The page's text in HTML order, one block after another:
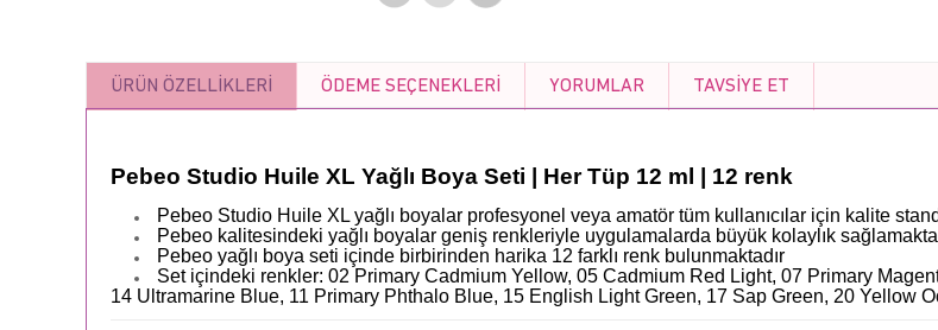
ÜRÜN ÖZELLIKLERI ÖDEME SEÇENEKLERI YORUMLAR TAVSIYE ET
Pebeo Studio Huile XL Yağlı Boya Seti | Her Tüp 12 ml | 12 renk
Pebeo Studio Huile XL yağlı boyalar profesyonel veya amatör tüm kullanıcılar için kalite
Pebeo kalitesindeki yağlı boyalar geniş renkleriyle uygulamalarda büyük kolaylık
Pebeo yağlı boya seti içinde birbirinden harika 12 farklı renk bulunmaktadır
Set içindeki renkler: 02 Primary Cadmium Yellow, 05 Cadmium Red Light, 07 Primary
14 Ultramarine Blue, 11 Primary Phthalo Blue, 15 English Light Green, 17 Sap Green, 20 Yellow